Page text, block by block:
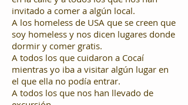
invitado a comer a algún local.
A los homeless de USA que se creen que
soy homeless y nos dicen lugares donde
dormir y comer gratis.
A todos los que cuidaron a Cocaí
mientras yo iba a visitar algún lugar en
el que ella no podía entrar.
A todos los que nos han llevado de